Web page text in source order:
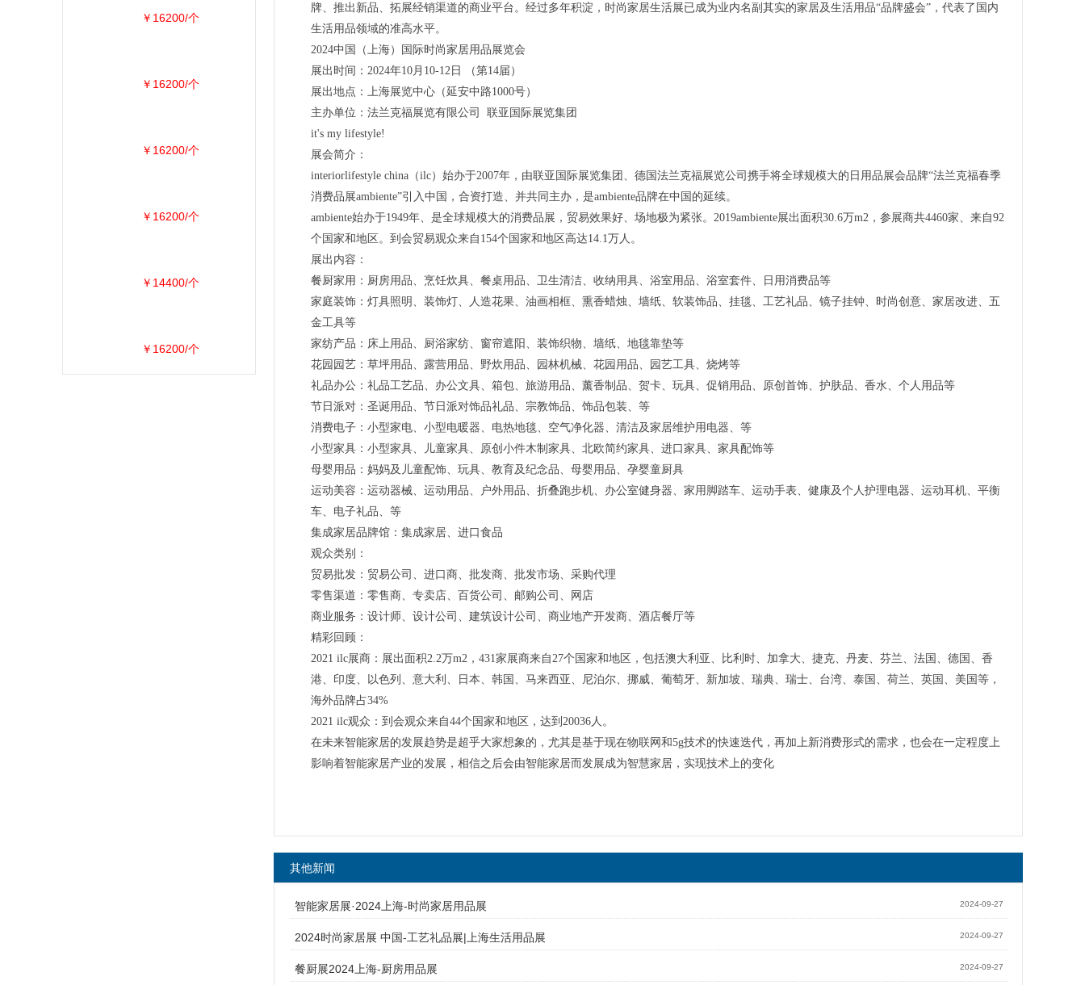
牌、推出新品、拓展经销渠道的商业平台。经过多年积淀，时尚家居生活展已成为业内名副其实的家居及生活用品“品牌盛会”，代表了国内
生活用品领域的准高水平。
2024中国（上海）国际时尚家居用品展览会
展出时间：2024年10月10-12日 （第14届）
展出地点：上海展览中心（延安中路1000号）
主办单位：法兰克福展览有限公司 联亚国际展览集团
it's my lifestyle!
展会简介：
interiorlifestyle china（ilc）始办于2007年，由联亚国际展览集团、德国法兰克福展览公司携手将全球规模大的日用品展会品牌“法兰克福春季
消费品展ambiente”引入中国，合资打造、并共同主办，是ambiente品牌在中国的延续。
ambiente始办于1949年、是全球规模大的消费品展，贸易效果好、场地极为紧张。2019ambiente展出面积30.6万m2，参展商共4460家、来自92
个国家和地区。到会贸易观众来自154个国家和地区高达14.1万人。
展出内容：
餐厨家用：厨房用品、烹饪炊具、餐桌用品、卫生清洁、收纳用具、浴室用品、浴室套件、日用消费品等
家庭装饰：灯具照明、装饰灯、人造花果、油画相框、熏香蜡烛、墙纸、软装饰品、挂毯、工艺礼品、镜子挂钟、时尚创意、家居改进、五
金工具等
家纺产品：床上用品、厨浴家纺、窗帘遮阳、装饰织物、墙纸、地毯靠垫等
花园园艺：草坪用品、露营用品、野炊用品、园林机械、花园用品、园艺工具、烧烤等
礼品办公：礼品工艺品、办公文具、箱包、旅游用品、薰香制品、贺卡、玩具、促销用品、原创首饰、护肤品、香水、个人用品等
节日派对：圣诞用品、节日派对饰品礼品、宗教饰品、饰品包装、等
消费电子：小型家电、小型电暖器、电热地毯、空气净化器、清洁及家居维护用电器、等
小型家具：小型家具、儿童家具、原创小件木制家具、北欧简约家具、进口家具、家具配饰等
母婴用品：妈妈及儿童配饰、玩具、教育及纪念品、母婴用品、孕婴童厨具
运动美容：运动器械、运动用品、户外用品、折叠跑步机、办公室健身器、家用脚踏车、运动手表、健康及个人护理电器、运动耳机、平衡
车、电子礼品、等
集成家居品牌馆：集成家居、进口食品
观众类别：
贸易批发：贸易公司、进口商、批发商、批发市场、采购代理
零售渠道：零售商、专卖店、百货公司、邮购公司、网店
商业服务：设计师、设计公司、建筑设计公司、商业地产开发商、酒店餐厅等
精彩回顾：
2021 ilc展商：展出面积2.2万m2，431家展商来自27个国家和地区，包括澳大利亚、比利时、加拿大、捷克、丹麦、芬兰、法国、德国、香
港、印度、以色列、意大利、日本、韩国、马来西亚、尼泊尔、挪威、葡萄牙、新加坡、瑞典、瑞士、台湾、泰国、荷兰、英国、美国等，
海外品牌占34%
2021 ilc观众：到会观众来自44个国家和地区，达到20036人。
在未来智能家居的发展趋势是超乎大家想象的，尤其是基于现在物联网和5g技术的快速迭代，再加上新消费形式的需求，也会在一定程度上
影响着智能家居产业的发展，相信之后会由智能家居而发展成为智慧家居，实现技术上的变化
其他新闻
智能家居展·2024上海-时尚家居用品展 2024-09-27
2024时尚家居展 中国-工艺礼品展|上海生活用品展 2024-09-27
餐厨展2024上海-厨房用品展 2024-09-27
￥16200/个
￥16200/个
￥16200/个
￥16200/个
￥14400/个
￥16200/个